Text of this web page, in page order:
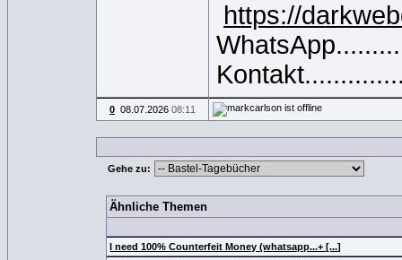
https://
0 08.07.2026 08:11
Gehe zu:
Ähnliche Themen
I need 100% Counterfeit Money (whatsapp...+ [...]